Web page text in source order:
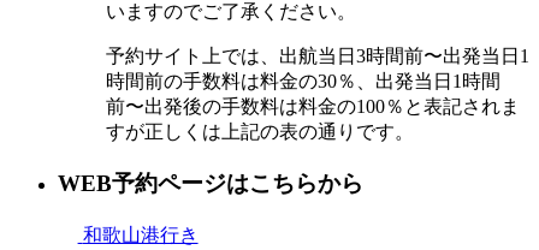
いますのでご了承ください。
予約サイト上では、出航当日3時間前〜出発当日1
時間前の手数料は料金の30％、出発当日1時間
前〜出発後の手数料は料金の100％と表記されま
すが正しくは上記の表の通りです。
WEB予約ページはこちらから
和歌山港行き